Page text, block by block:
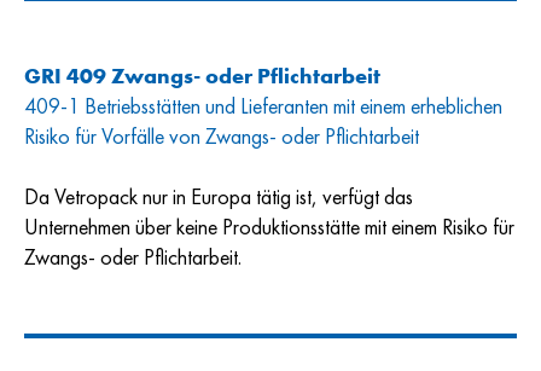
GRI 409 Zwangs- oder Pflichtarbeit
409-1 Betriebsstätten und Lieferanten mit einem erheblichen
Risiko für Vorfälle von Zwangs- oder Pflichtarbeit
Da Vetropack nur in Europa tätig ist, verfügt das
Unternehmen über keine Produktionsstätte mit einem Risiko für
Zwangs- oder Pflichtarbeit.